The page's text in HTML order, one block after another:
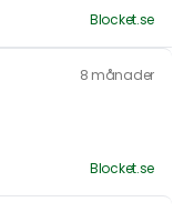
Blocket.se
8 månader
Blocket.se